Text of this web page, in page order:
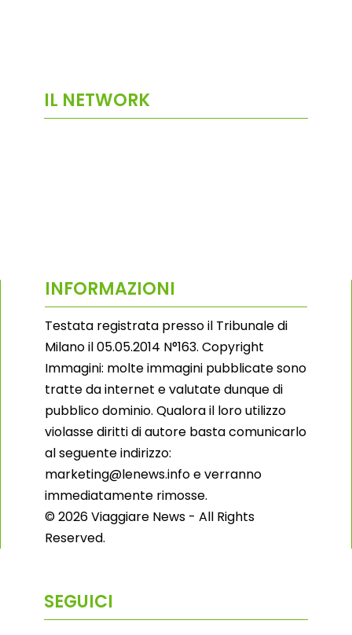
IL NETWORK
INFORMAZIONI
Testata registrata presso il Tribunale di
Milano il 05.05.2014 N°163. Copyright
Immagini: molte immagini pubblicate sono
tratte da internet e valutate dunque di
pubblico dominio. Qualora il loro utilizzo
violasse diritti di autore basta comunicarlo
al seguente indirizzo:
marketing@lenews.info e verranno
immediatamente rimosse.
© 2026 Viaggiare News - All Rights
Reserved.
SEGUICI